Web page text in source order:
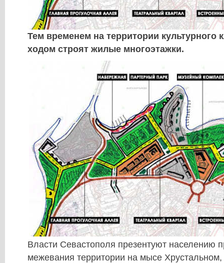
Тем временем на территории культурного
ходом строят жилые многоэтажки.
Власти Севастополя презентуют населению
межевания территории на мысе Хрустальном,